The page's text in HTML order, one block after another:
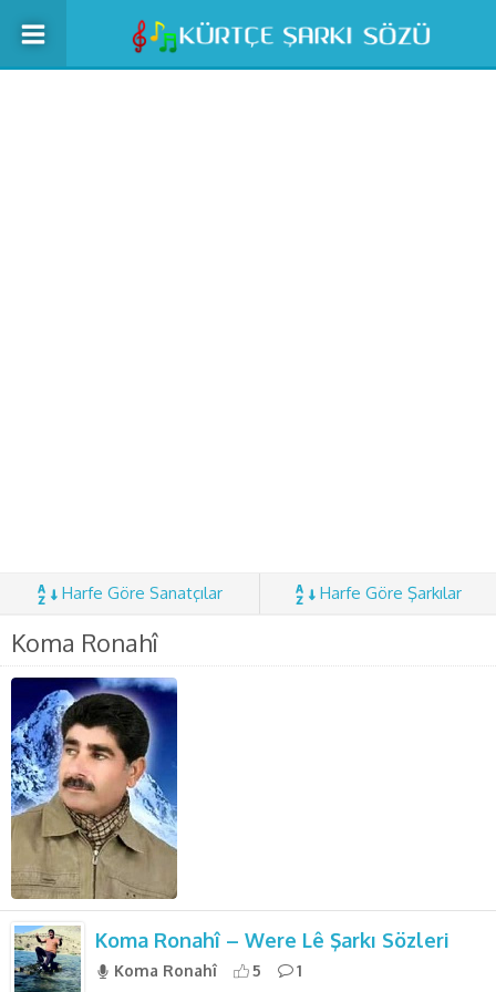
Harfe Göre Sanatçılar Harfe Göre Şarkılar
Koma Ronahî
Koma Ronahî – Were Lê Şarkı Sözleri
Koma Ronahî 5 1